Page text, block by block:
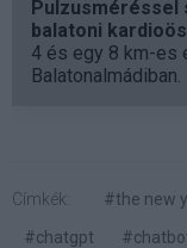
Pulzusméréssel
balatoni
4 és egy 8 km-es
Balatonalmádiban.
Címkék: #the new
#chatgpt